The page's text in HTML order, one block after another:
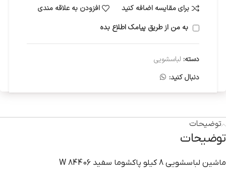
برای مقایسه اضافه کنید
افزودن به علاقه مندی
به من از طریق پیامک اطلاع بده
دسته: لباسشویی
دنبال کنید:
توضیحات
توضیحات
ماشين لباسشويي 8 کيلو پاکشوما سفيد 84406 W